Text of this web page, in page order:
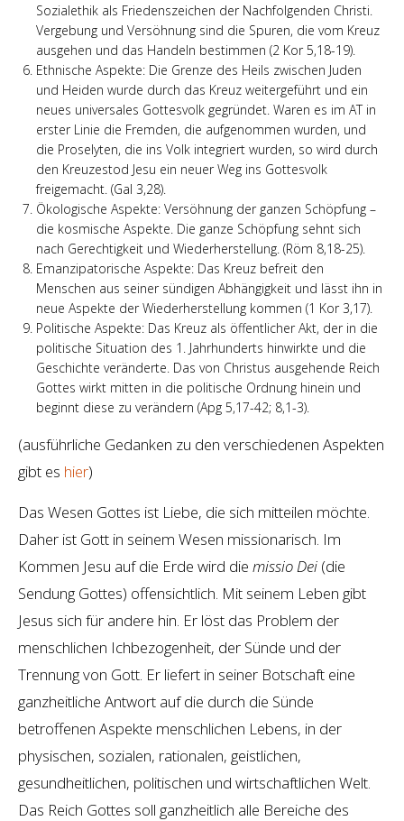
Sozialethik als Friedenszeichen der Nachfolgenden Christi.
Vergebung und Versöhnung sind die Spuren, die vom Kreuz
ausgehen und das Handeln bestimmen (2 Kor 5,18-19).
Ethnische Aspekte: Die Grenze des Heils zwischen Juden
und Heiden wurde durch das Kreuz weitergeführt und ein
neues universales Gottesvolk gegründet. Waren es im AT in
erster Linie die Fremden, die aufgenommen wurden, und
die Proselyten, die ins Volk integriert wurden, so wird durch
den Kreuzestod Jesu ein neuer Weg ins Gottesvolk
freigemacht. (Gal 3,28).
Ökologische Aspekte: Versöhnung der ganzen Schöpfung –
die kosmische Aspekte. Die ganze Schöpfung sehnt sich
nach Gerechtigkeit und Wiederherstellung. (Röm 8,18-25).
Emanzipatorische Aspekte: Das Kreuz befreit den
Menschen aus seiner sündigen Abhängigkeit und lässt ihn in
neue Aspekte der Wiederherstellung kommen (1 Kor 3,17).
Politische Aspekte: Das Kreuz als öffentlicher Akt, der in die
politische Situation des 1. Jahrhunderts hinwirkte und die
Geschichte veränderte. Das von Christus ausgehende Reich
Gottes wirkt mitten in die politische Ordnung hinein und
beginnt diese zu verändern (Apg 5,17-42; 8,1-3).
(ausführliche Gedanken zu den verschiedenen Aspekten
gibt es hier)
Das Wesen Gottes ist Liebe, die sich mitteilen möchte.
Daher ist Gott in seinem Wesen missionarisch. Im
Kommen Jesu auf die Erde wird die missio Dei (die
Sendung Gottes) offensichtlich. Mit seinem Leben gibt
Jesus sich für andere hin. Er löst das Problem der
menschlichen Ichbezogenheit, der Sünde und der
Trennung von Gott. Er liefert in seiner Botschaft eine
ganzheitliche Antwort auf die durch die Sünde
betroffenen Aspekte menschlichen Lebens, in der
physischen, sozialen, rationalen, geistlichen,
gesundheitlichen, politischen und wirtschaftlichen Welt.
Das Reich Gottes soll ganzheitlich alle Bereiche des